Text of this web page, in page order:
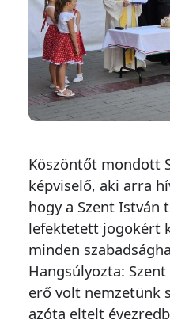
Köszöntőt mondott
képviselő, aki arra
hogy a Szent István
lefektetett jogokért
minden
Hangsúlyozta:
erő volt nemzetünk
azóta eltelt